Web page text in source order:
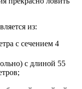
из:
с сечением 4
с длиной 55